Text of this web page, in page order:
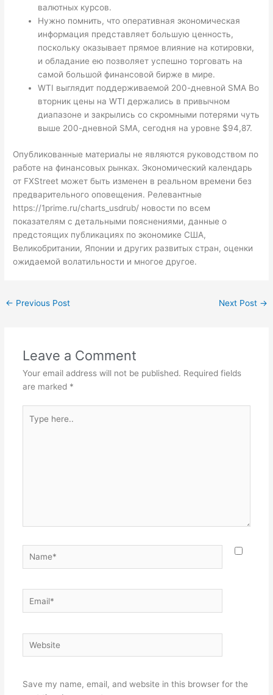
валютных курсов.
Нужно помнить, что оперативная экономическая
информация представляет большую ценность,
поскольку оказывает прямое влияние на котировки,
и обладание ею позволяет успешно торговать на
самой большой финансовой бирже в мире.
WTI выглядит поддерживаемой 200-дневной SMA Во
вторник цены на WTI держались в привычном
диапазоне и закрылись со скромными потерями чуть
выше 200-дневной SMA, сегодня на уровне $94,87.
Опубликованные материалы не являются руководством по
работе на финансовых рынках. Экономический календарь
от FXStreet может быть изменен в реальном времени без
предварительного оповещения. Релевантные
https://1prime.ru/charts_usdrub/ новости по всем
показателям с детальными пояснениями, данные о
предстоящих публикациях по экономике США,
Великобритании, Японии и других развитых стран, оценки
ожидаемой волатильности и многое другое.
← Previous Post Next Post →
Leave a Comment
Your email address will not be published. Required fields
are marked *
here..
Save my name, email, and website in this browser for the